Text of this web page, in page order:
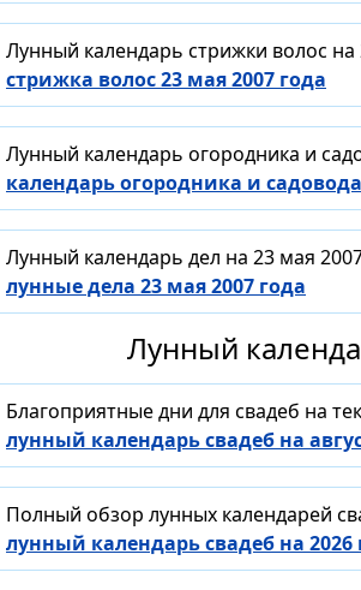
Лунный календарь стрижки волос
стрижка волос 23 мая 2007 года
Лунный календарь огородника и
календарь огородника и
Лунный календарь дел на 23 мая
лунные дела 23 мая 2007 года
Лунный
Благоприятные дни для свадеб на
лунный календарь свадеб на
Полный обзор лунных календарей
лунный календарь свадеб на 2026